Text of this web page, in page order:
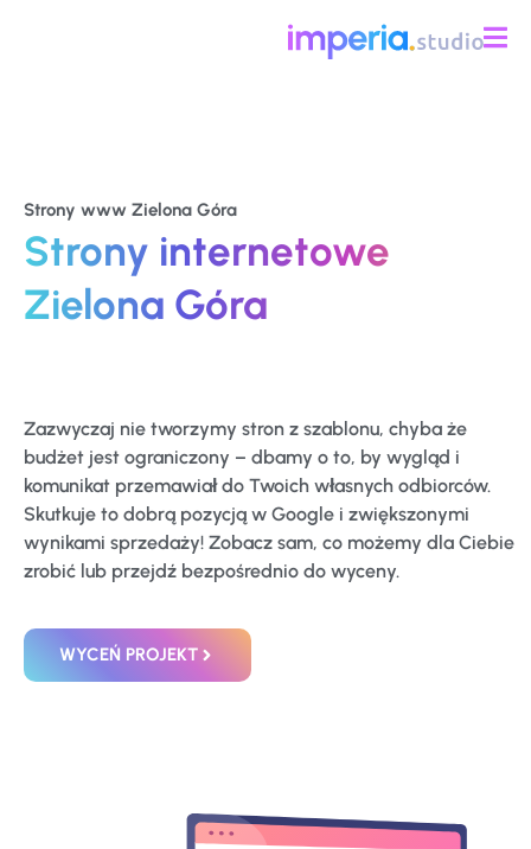
Strony www Zielona Góra
Strony internetowe
Zielona Góra
Zazwyczaj nie tworzymy stron z szablonu, chyba że
budżet jest ograniczony – dbamy o to, by wygląd i
komunikat przemawiał do Twoich własnych odbiorców.
Skutkuje to dobrą pozycją w Google i zwiększonymi
wynikami sprzedaży! Zobacz sam, co możemy dla Ciebie
zrobić lub przejdź bezpośrednio do wyceny.
WYCEŃ PROJEKT